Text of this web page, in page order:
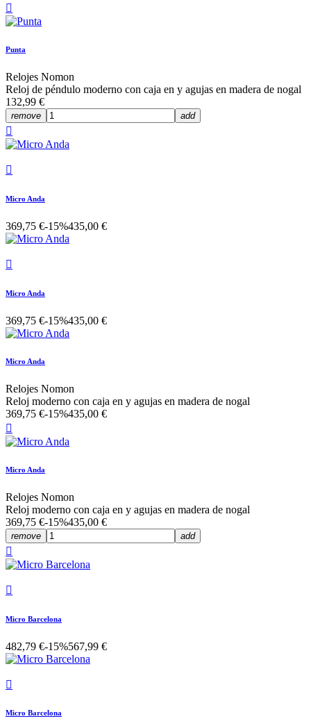

Punta
Relojes Nomon
Reloj de péndulo moderno con caja en y agujas en madera de nogal
132,99 €
remove add


Micro Anda
369,75 €-15%435,00 €

Micro Anda
369,75 €-15%435,00 €
Micro Anda
Relojes Nomon
Reloj moderno con caja en y agujas en madera de nogal
369,75 €-15%435,00 €

Micro Anda
Relojes Nomon
Reloj moderno con caja en y agujas en madera de nogal
369,75 €-15%435,00 €
remove add


Micro Barcelona
482,79 €-15%567,99 €

Micro Barcelona